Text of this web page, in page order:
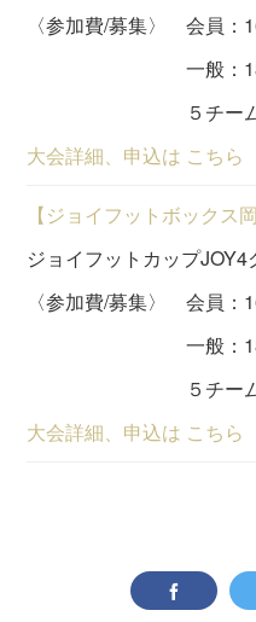
〈参加費/募集〉 会員：
一般：
５チー
大会詳細、申込は こちら
【ジョイフットボックス岡
ジョイフットカップ
〈参加費/募集〉 会員：
一般：
５チー
大会詳細、申込は こちら